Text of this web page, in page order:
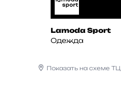
Lamoda Sport
Одежда
Показать на схеме ТЦ